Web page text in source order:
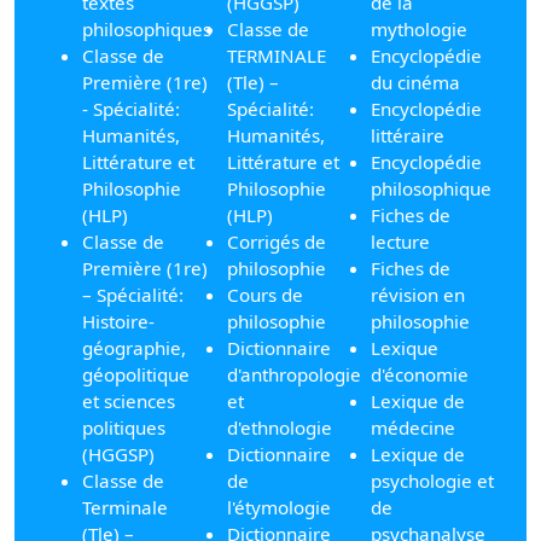
philosophiques
Classe de
Première (1re)
- Spécialité:
Humanités,
Littérature et
Philosophie
(HLP)
Classe de
Première (1re)
– Spécialité:
Histoire-
géographie,
géopolitique
et sciences
politiques
(HGGSP)
Classe de
Terminale
(Tle) –
Classe de
TERMINALE
(Tle) –
Spécialité:
Humanités,
Littérature et
Philosophie
(HLP)
Corrigés de
philosophie
Cours de
philosophie
Dictionnaire
d'anthropologie
et
d'ethnologie
Dictionnaire
de
l'étymologie
Dictionnaire
mythologie
Encyclopédie
du cinéma
Encyclopédie
littéraire
Encyclopédie
philosophique
Fiches de
lecture
Fiches de
révision en
philosophie
Lexique
d'économie
Lexique de
médecine
Lexique de
psychologie et
de
psychanalyse